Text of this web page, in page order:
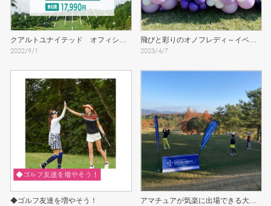
クアルトユナイテッド　オフィシャ
ルコンペ参加者募集中！
2022/9/1
飛びと彩りのオノフレディ～イベン
トレポート～
2023/4/7
◆ゴルフ友達を増やそう！
アマチュアが気楽に出場できる大会